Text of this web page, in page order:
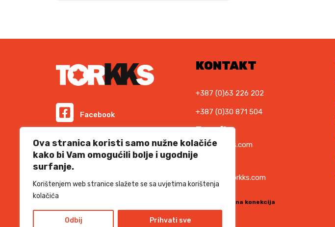
Ova stranica koristi samo nužne kolačiće
kako bi Vam omogućili bolje i ugodnije
surfanje.
Korištenjem web stranice slažete se sa uvjetima korištenja
kolačića
Odbij Prihvati sve
Facebook
Instagram
Informacije i cijene na ovoj web stranici imaju
ili tehničke greške, mjerodavni su podaci dostupni na
prodajnim mjestima
KONTAKT
+387 (0)63 226 202
+387 (0)30 871 504
E-mail
info@torkks.com
support@torkks.com
SSL sigurna konekcija